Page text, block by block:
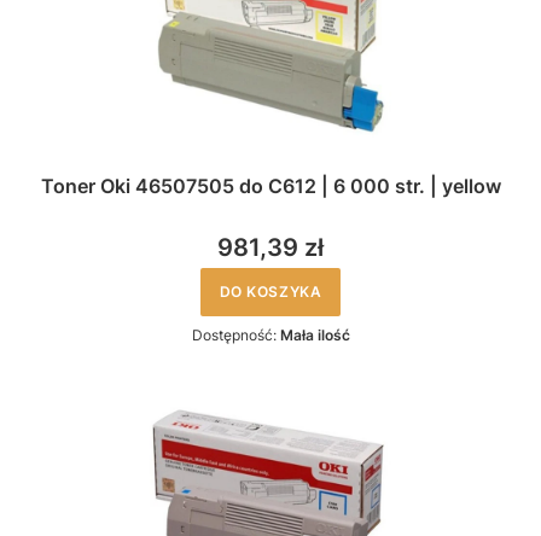
Toner Oki 46507505 do C612 | 6 000 str. | yellow
981,39 zł
DO KOSZYKA
Dostępność: Mała ilość